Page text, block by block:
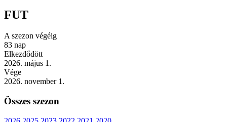
FUT
A szezon végéig
83 nap
Elkezdődött
2026. május 1.
Vége
2026. november 1.
Összes szezon